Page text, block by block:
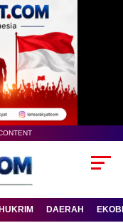
HUKRIM DAERAH